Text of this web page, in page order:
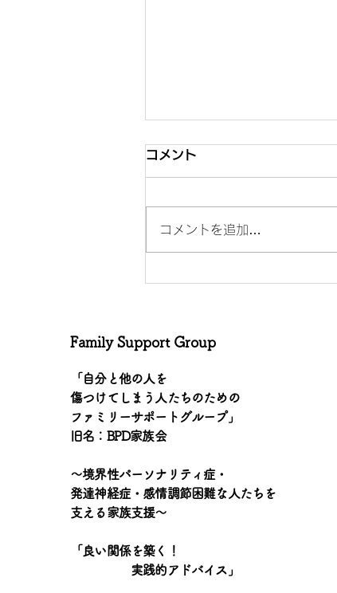
コメント
コメントを追加…
Family Support Group
「自分と他の人を
傷つけてしまう人たちのための
ファミリーサポートグループ」
旧名：BPD家族会
〜境界性パーソナリティ症・
発達神経症・感情調節困難な人たちを
支える家族支援〜
「良い関係を築く！
実践的アドバイス」